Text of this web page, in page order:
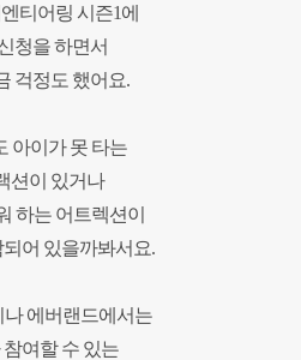
티어링 시즌1에
청을 하면서
걱정도 했어요.
아이가 못 타는
션이 있거나
하는 어트렉션이
어 있을까봐서요.
나 에버랜드에서는
참여할 수 있는